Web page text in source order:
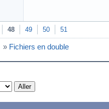
48 49 50 51
» Fichiers en double